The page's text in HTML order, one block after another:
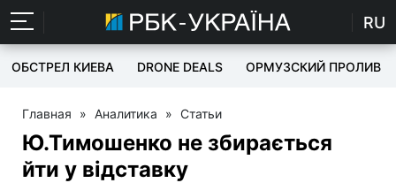
RU
ОБСТРЕЛ КИЕВА DRONE DEALS ОРМУЗСКИЙ ПРОЛИВ
Главная » Аналитика » Статьи
Ю.Тимошенко не збирається
йти у відставку